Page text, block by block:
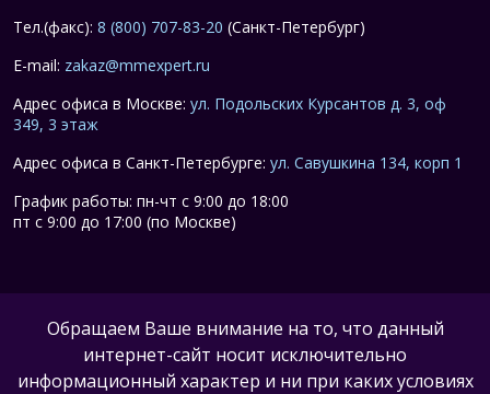
Тел.(факс): 8 (800) 707-83-20 (Санкт-Петербург)
E-mail: zakaz@mmexpert.ru
Адрес офиса в Москве: ул. Подольских Курсантов д. 3, оф
349, 3 этаж
Адрес офиса в Санкт-Петербурге: ул. Савушкина 134, корп 1
График работы: пн-чт с 9:00 до 18:00
пт с 9:00 до 17:00 (по Москве)
Обращаем Ваше внимание на то, что данный
интернет-сайт носит исключительно
информационный характер и ни при каких условиях